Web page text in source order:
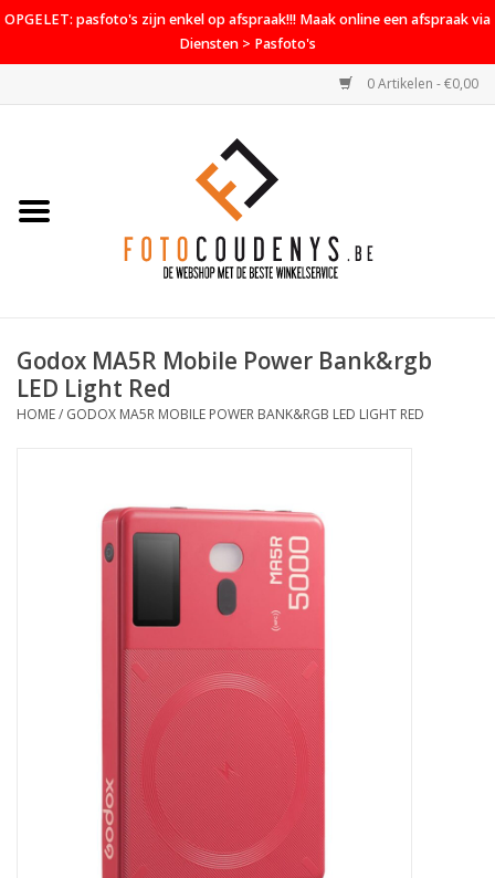
OPGELET: pasfoto's zijn enkel op afspraak!!! Maak online een afspraak via
Diensten > Pasfoto's
0 Artikelen - €0,00
Home
PROMO
Diensten
Godox MA5R Mobile Power Bank&rgb
LED Light Red
HOME/ GODOX MA5R MOBILE POWER BANK&RGB LED LIGHT RED